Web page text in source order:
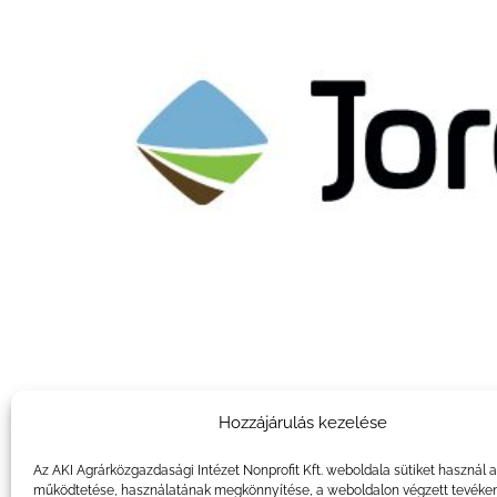
Hozzájárulás kezelése
Az AKI Agrárközgazdasági Intézet Nonprofit Kft. weboldala sütiket használ
működtetése, használatának megkönnyítése, a weboldalon végzett